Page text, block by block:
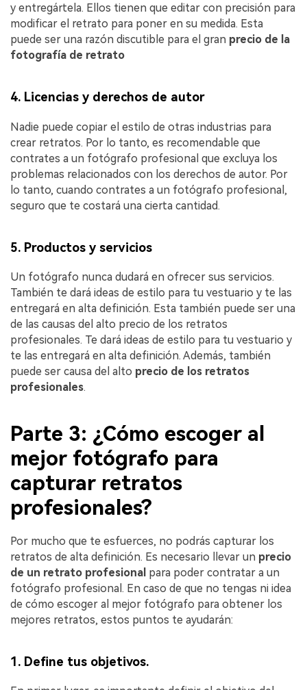
y entregártela. Ellos tienen que editar con precisión para
modificar el retrato para poner en su medida. Esta
puede ser una razón discutible para el gran precio de la
fotografía de retrato
4. Licencias y derechos de autor
Nadie puede copiar el estilo de otras industrias para
crear retratos. Por lo tanto, es recomendable que
contrates a un fotógrafo profesional que excluya los
problemas relacionados con los derechos de autor. Por
lo tanto, cuando contrates a un fotógrafo profesional,
seguro que te costará una cierta cantidad.
5. Productos y servicios
Un fotógrafo nunca dudará en ofrecer sus servicios.
También te dará ideas de estilo para tu vestuario y te las
entregará en alta definición. Esta también puede ser una
de las causas del alto precio de los retratos
profesionales. Te dará ideas de estilo para tu vestuario y
te las entregará en alta definición. Además, también
puede ser causa del alto precio de los retratos
profesionales.
Parte 3: ¿Cómo escoger al
mejor fotógrafo para
capturar retratos
profesionales?
Por mucho que te esfuerces, no podrás capturar los
retratos de alta definición. Es necesario llevar un precio
de un retrato profesional para poder contratar a un
fotógrafo profesional. En caso de que no tengas ni idea
de cómo escoger al mejor fotógrafo para obtener los
mejores retratos, estos puntos te ayudarán:
1. Define tus objetivos.